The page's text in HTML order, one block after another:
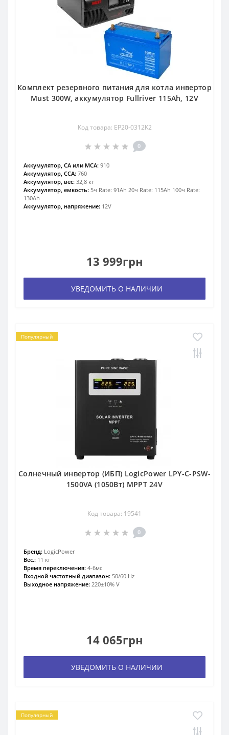
Комплект резервного питания для котла инвертор
Must 300W, аккумулятор Fullriver 115Ah, 12V
Код товара: EP20-0312K2
0
Аккумулятор, CA или MCA: 910
Аккумулятор, CCA: 760
Аккумулятор, вес: 32,8 кг
Аккумулятор, емкость: 5ч Rate: 91Ah 20ч Rate: 115Ah 100ч Rate:
130Ah
Аккумулятор, напряжение: 12V
13 999грн
УВЕДОМИТЬ О НАЛИЧИИ
Популярный
Солнечный инвертор (ИБП) LogicPower LPY-С-PSW-
1500VA (1050Вт) MPPT 24V
Код товара: 19541
0
Бренд: LogicPower
Вес.: 11 кг
Время переключения: 4-6мс
Входной частотный диапазон: 50/60 Hz
Выходное напряжение: 220±10% V
14 065грн
УВЕДОМИТЬ О НАЛИЧИИ
Популярный